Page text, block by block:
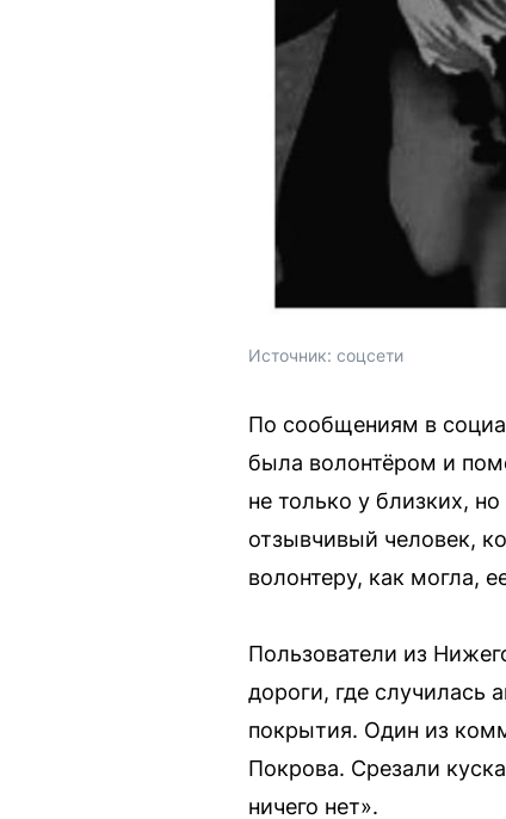
Источник: соцсети
По сообщениям в
была волонтёром и
не только у близких,
отзывчивый человек,
волонтеру, как могла,
Пользователи из
дороги, где случилась
покрытия. Один из
Покрова. Срезали
ничего нет».